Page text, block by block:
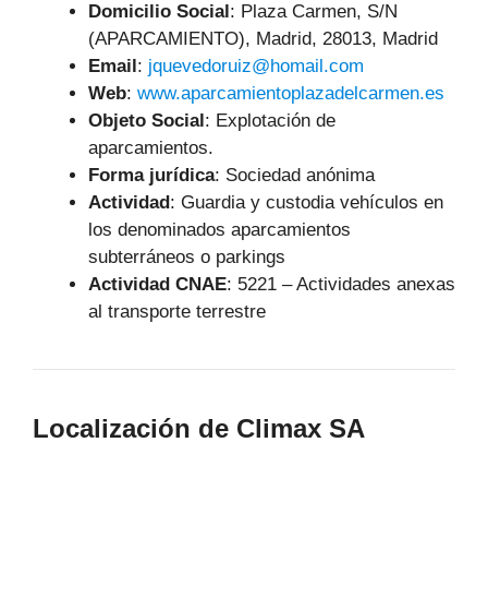
Domicilio Social: Plaza Carmen, S/N
(APARCAMIENTO), Madrid, 28013, Madrid
Email: jquevedoruiz@homail.com
Web: www.aparcamientoplazadelcarmen.es
Objeto Social: Explotación de
aparcamientos.
Forma jurídica: Sociedad anónima
Actividad: Guardia y custodia vehículos en
los denominados aparcamientos
subterráneos o parkings
Actividad CNAE: 5221 – Actividades anexas
al transporte terrestre
Localización de Climax SA